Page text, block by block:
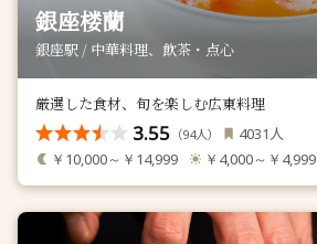
銀座楼蘭
銀座駅 / 中華料理、飲茶・点心
厳選した食材、旬を楽しむ広東料理
3.55 （94人） 4031 人
￥10,000～￥14,999 ￥4,000～￥4,999